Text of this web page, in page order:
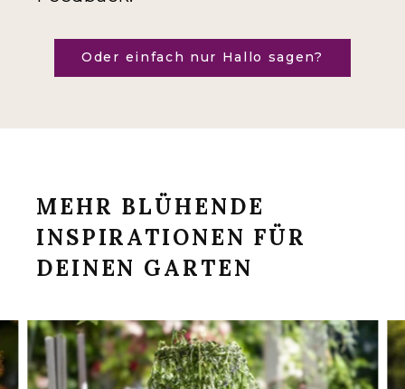
Oder einfach nur Hallo sagen?
MEHR BLÜHENDE
INSPIRATIONEN FÜR
DEINEN GARTEN